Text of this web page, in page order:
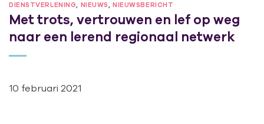
DIENSTVERLENING NIEUWS ,NIEUWSBERICHT
Met trots, vertrouwen en lef op weg
naar een lerend regionaal netwerk
10 februari 2021